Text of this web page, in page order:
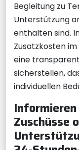
Begleitung zu
Unterstützung
enthalten sind.
Zusatzkosten
eine
sicherstellen,
individuellen
Zuschüsse